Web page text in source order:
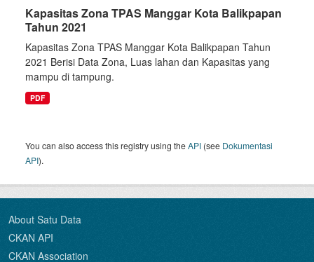
Kapasitas Zona TPAS Manggar Kota Balikpapan
Tahun 2021
Kapasitas Zona TPAS Manggar Kota Balikpapan Tahun
2021 Berisi Data Zona, Luas lahan dan Kapasitas yang
mampu di tampung.
PDF
You can also access this registry using theAPI (see Dokumentasi
API).
About Satu Data
CKAN API
CKAN Association